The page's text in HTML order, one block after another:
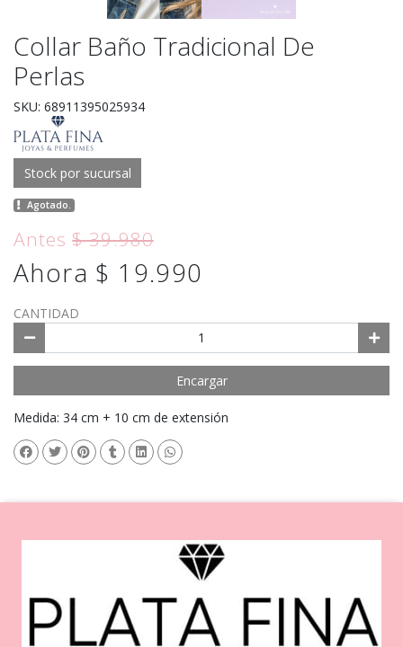
Collar Baño Tradicional De
Perlas
SKU: 68911395025934
Stock por sucursal
Agotado.
Antes$ 39.980
Ahora $ 19.990
CANTIDAD
Encargar
Medida: 34 cm + 10 cm de extensión